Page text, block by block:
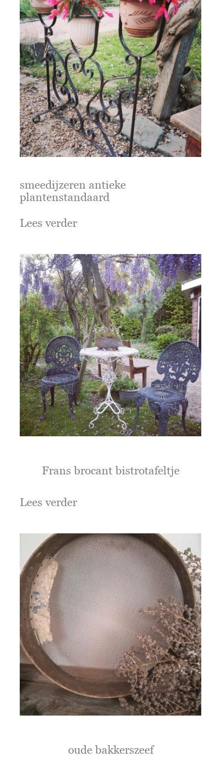
smeedijzeren antieke
plantenstandaard
Lees verder
Frans brocant bistrotafeltje
Lees verder
oude bakkerszeef